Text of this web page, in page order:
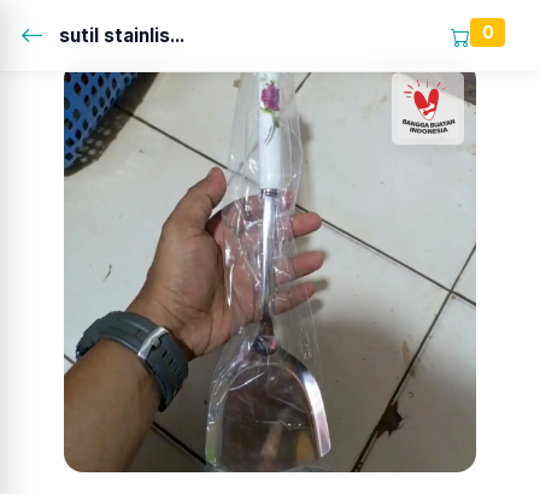
sutil stainlis... 0